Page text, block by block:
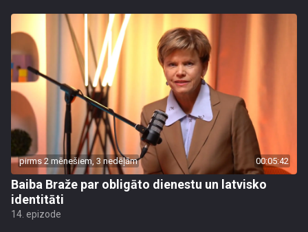
pirms 2 mēnešiem, 3 nedēļām 00:05:42
Baiba Braže par obligāto dienestu un latvisko
identitāti
14. epizode